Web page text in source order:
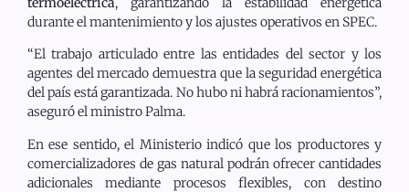
durante el mantenimiento y los ajustes operativos en SPEC.
“El trabajo articulado entre las entidades del sector y los
agentes del mercado demuestra que la seguridad energética
del país está garantizada. No hubo ni habrá racionamientos”,
aseguró el ministro Palma.
En ese sentido, el Ministerio indicó que los productores y
comercializadores de gas natural podrán ofrecer cantidades
adicionales mediante procesos flexibles, con destino